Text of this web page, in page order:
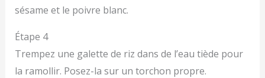
sésame et le poivre blanc.
Étape 4
Trempez une galette de riz dans de l’eau tiède pour
la ramollir. Posez-la sur un torchon propre.